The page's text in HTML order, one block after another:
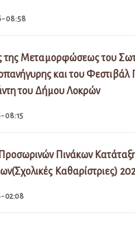
- 08:58
της Μεταμορφώσεως του
και του Φεστιβάλ
του Δήμου Λοκρών
- 08:15
Πινάκων
Καθαρίστριες)
- 02:08